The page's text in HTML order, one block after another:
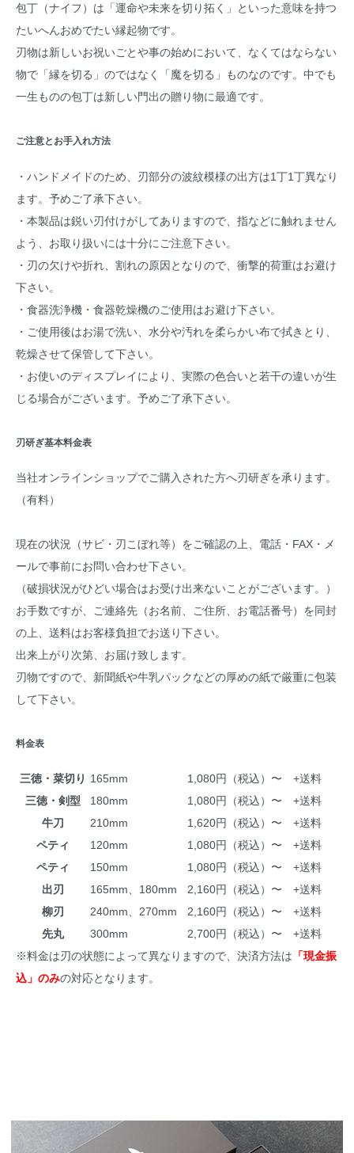
包丁（ナイフ）は「運命や未来を切り拓く」といった意味を持つ
たいへんおめでたい縁起物です。
刃物は新しいお祝いごとや事の始めにおいて、なくてはならない
物で「縁を切る」のではなく「魔を切る」ものなのです。中でも
一生ものの包丁は新しい門出の贈り物に最適です。
ご注意とお手入れ方法
・ハンドメイドのため、刃部分の波紋模様の出方は1丁1丁異なり
ます。予めご了承下さい。
・本製品は鋭い刃付けがしてありますので、指などに触れません
よう、お取り扱いには十分にご注意下さい。
・刃の欠けや折れ、割れの原因となりので、衝撃的荷重はお避け
下さい。
・食器洗浄機・食器乾燥機のご使用はお避け下さい。
・ご使用後はお湯で洗い、水分や汚れを柔らかい布で拭きとり、
乾燥させて保管して下さい。
・お使いのディスプレイにより、実際の色合いと若干の違いが生
じる場合がございます。予めご了承下さい。
刃研ぎ基本料金表
当社オンラインショップでご購入された方へ刃研ぎを承ります。
（有料）
現在の状況（サビ・刃こぼれ等）をご確認の上、電話・FAX・メ
ールで事前にお問い合わせ下さい。
（破損状況がひどい場合はお受け出来ないことがございます。）
お手数ですが、ご連絡先（お名前、ご住所、お電話番号）を同封
の上、送料はお客様負担でお送り下さい。
出来上がり次第、お届け致します。
刃物ですので、新聞紙や牛乳パックなどの厚めの紙で厳重に包装
して下さい。
料金表
三徳・菜切り 165mm
1,080円（税込）〜 +送料
三徳・剣型
180mm
1,080円（税込）〜 +送料
牛刀
210mm
1,620円（税込）〜 +送料
ペティ
120mm
1,080円（税込）〜 +送料
ペティ
150mm
1,080円（税込）〜 +送料
出刃
165mm、180mm
2,160円（税込）〜 +送料
柳刃
240mm、270mm
2,160円（税込）〜 +送料
先丸
300mm
2,700円（税込）〜 +送料
※料金は刃の状態によって異なりますので、決済方法は 「現金振
込」のみの対応となります。